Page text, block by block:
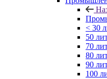
< 30
50
70
80
90
100